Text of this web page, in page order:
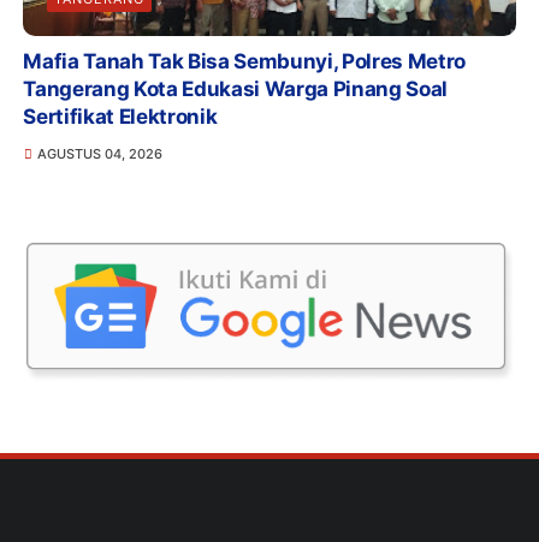
Mafia Tanah Tak Bisa Sembunyi, Polres Metro
Tangerang Kota Edukasi Warga Pinang Soal
Sertifikat Elektronik
AGUSTUS 04, 2026